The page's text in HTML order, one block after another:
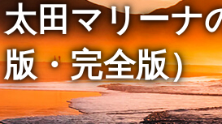
太田マリーナ
版・完全版）